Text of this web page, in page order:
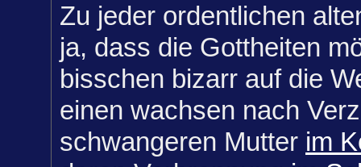
Zu jeder ordentlichen
ja, dass die Gottheiten
bisschen bizarr auf die
einen wachsen nach
schwangeren Mutter im